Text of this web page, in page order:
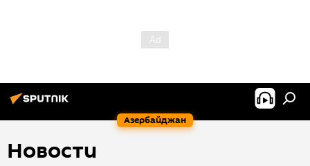
Азербайджан
Новости